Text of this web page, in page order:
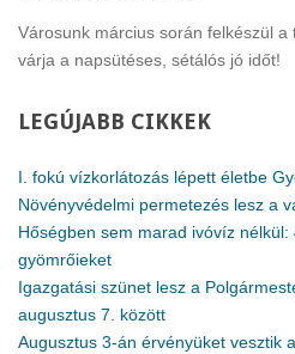
Városunk március során felkészül a
várja a napsütéses, sétálós jó időt!
LEGÚJABB CIKKEK
I. fokú vízkorlátozás lépett életbe
Növényvédelmi permetezés lesz a
Hőségben sem marad ivóvíz
gyömrőieket
Igazgatási szünet lesz a
augusztus 7. között
Augusztus 3-án érvényüket vesztik